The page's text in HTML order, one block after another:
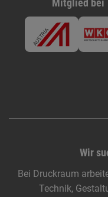
Mitglied bei
Wir
Bei Druckraum
Technik,